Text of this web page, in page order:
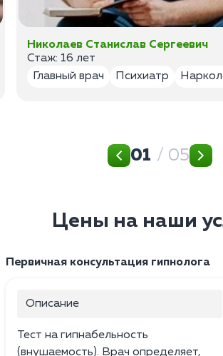
Николаев Станислав Сергеевич
Стаж: 16 лет
Главный врач
Психиатр
01 / 05
Цены на наши
Первичная консультация гипнолога
Описание
Тест на гипнабельность
(внушаемость). Врач определяет,